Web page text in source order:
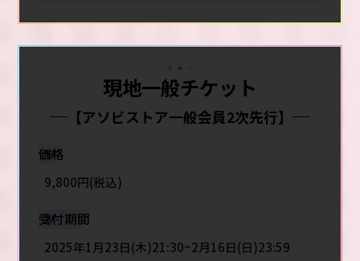
現地一般チケット
【アソビストア一般会員2次先行】
価格
9,800円(税込)
受付期間
2025年1月23日(木)21:30~2月16日(日)23:59